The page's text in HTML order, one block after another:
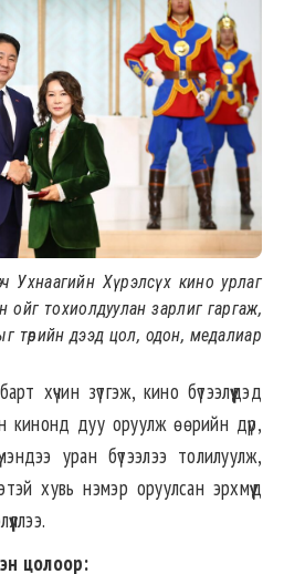
Ухнаагийн Хүрэлсүх кино урлаг
ойг тохиолдуулан зарлиг гаргаж,
төрийн дээд цол, одон, медалиар
хүчин зүтгэж, кино бүтээлүүдэд
кинонд дуу оруулж өөрийн дүр,
уран бүтээлээ толилуулж,
хувь нэмэр оруулсан эрхмүүд
цолоор: